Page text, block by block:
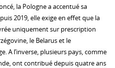
la Pologne a accentué sa
2019, elle exige en effet que la
uniquement sur prescription
le Belarus et le
A l’inverse, plusieurs pays, comme
ont contribué depuis quatre ans